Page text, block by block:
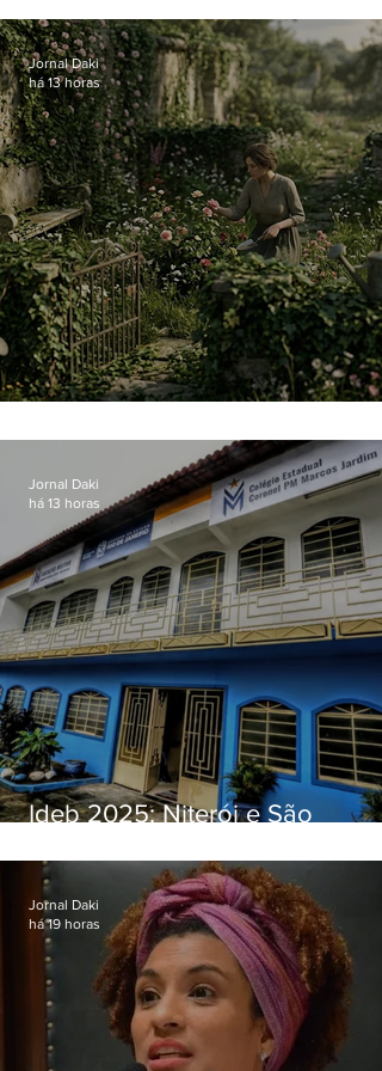
Jornal Daki
há 13 horas
Ideb 2025: Niterói e São
distintos no ensino médio; veja
Jornal Daki
há 13 horas
Jornal Daki
há 19 horas